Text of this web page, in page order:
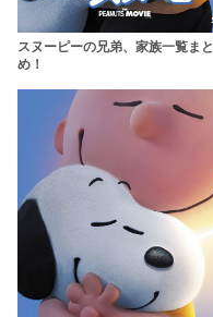
スヌーピーの兄弟、家族一覧まと
め！